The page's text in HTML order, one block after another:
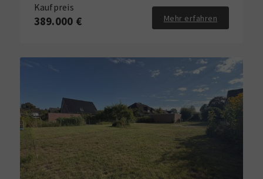
Kaufpreis
389.000 € Mehr erfahren